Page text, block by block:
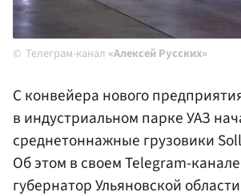
Телеграм-канал «Алексей Русских»
С конвейера нового
в индустриальном парке УАЗ
среднетоннажные грузовики
Об этом в своем Telegram-канале
губернатор Ульяновской области